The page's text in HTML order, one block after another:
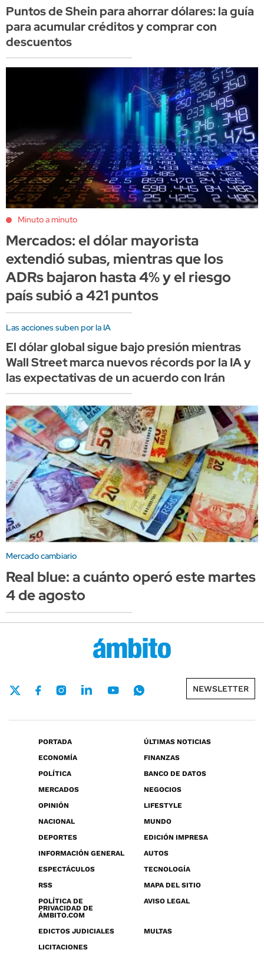
Puntos de Shein para ahorrar dólares: la guía
para acumular créditos y comprar con
descuentos
Minuto a minuto
Mercados: el dólar mayorista
extendió subas, mientras que los
ADRs bajaron hasta 4% y el riesgo
país subió a 421 puntos
Las acciones suben por la IA
El dólar global sigue bajo presión mientras
Wall Street marca nuevos récords por la IA y
las expectativas de un acuerdo con Irán
Mercado cambiario
Real blue: a cuánto operó este martes
4 de agosto
NEWSLETTER
PORTADA
ÚLTIMAS NOTICIAS
ECONOMÍA
FINANZAS
POLÍTICA
BANCO DE DATOS
MERCADOS
NEGOCIOS
OPINIÓN
LIFESTYLE
NACIONAL
MUNDO
DEPORTES
EDICIÓN IMPRESA
INFORMACIÓN GENERAL
AUTOS
ESPECTÁCULOS
TECNOLOGÍA
RSS
MAPA DEL SITIO
POLÍTICA DE
PRIVACIDAD DE
ÁMBITO.COM
AVISO LEGAL
EDICTOS JUDICIALES
MULTAS
LICITACIONES